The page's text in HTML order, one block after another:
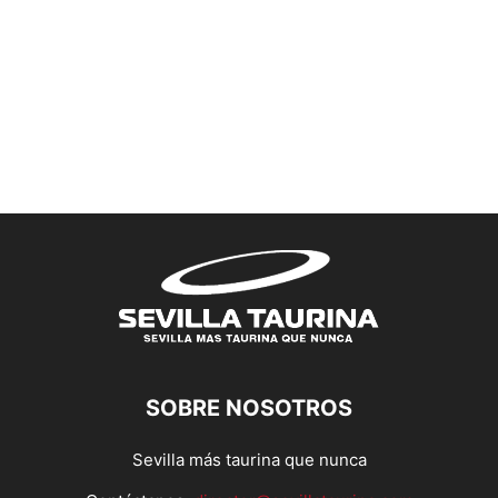
SOBRE NOSOTROS
Sevilla más taurina que nunca